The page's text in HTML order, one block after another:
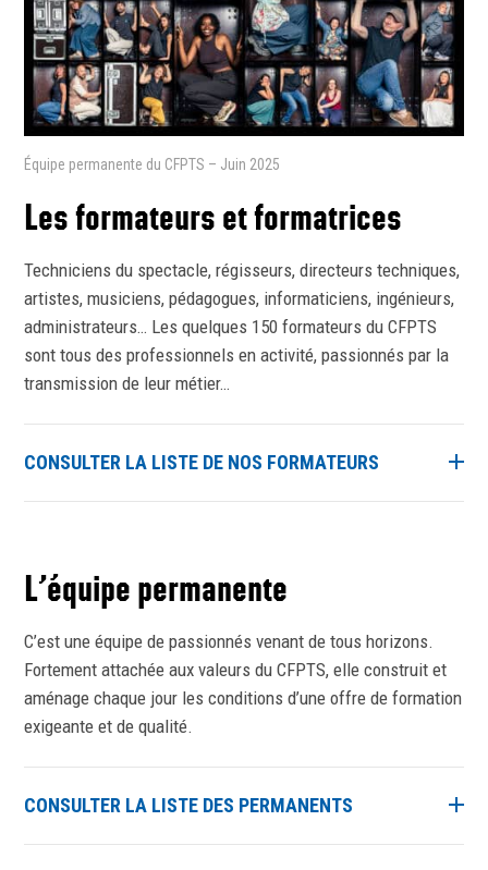
Équipe permanente du CFPTS – Juin 2025
Les formateurs et formatrices
Techniciens du spectacle, régisseurs, directeurs techniques,
artistes, musiciens, pédagogues, informaticiens, ingénieurs,
administrateurs… Les quelques 150 formateurs du CFPTS
sont tous des professionnels en activité, passionnés par la
transmission de leur métier…
CONSULTER LA LISTE DE NOS FORMATEURS
L’équipe permanente
C’est une équipe de passionnés venant de tous horizons.
Fortement attachée aux valeurs du CFPTS, elle construit et
aménage chaque jour les conditions d’une offre de formation
exigeante et de qualité.
CONSULTER LA LISTE DES PERMANENTS